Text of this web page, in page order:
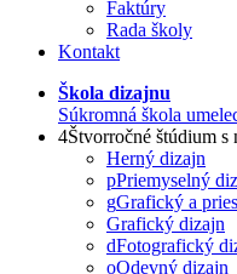
Faktúry
Rada školy
Kontakt
Škola dizajnu
Súkromná škola
4Štvorročné štúdium s
Herný dizajn
pPriemyselný
gGrafický a
Grafický dizajn
dFotografický
oOdevný dizajn